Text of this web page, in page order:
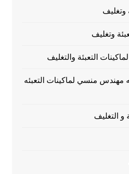
وتغليف
وتغليف
التعبئة والتغليف
مهندس منسي لماكينات التعبئه
و التغليف